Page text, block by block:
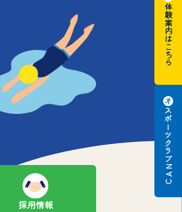
採用情報
体験案内はこちら
スポーツクラブ
N
A
C